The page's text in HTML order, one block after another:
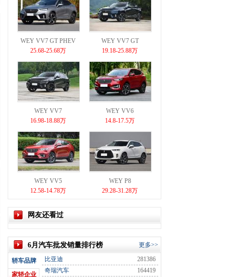
WEY VV7 GT PHEV
25.68-25.68万
WEY VV7 GT
19.18-25.88万
WEY VV7
16.98-18.88万
WEY VV6
14.8-17.5万
WEY VV5
12.58-14.78万
WEY P8
29.28-31.28万
网友还看过
6月汽车批发销量排行榜 更多>>
轿车品牌
家轿企业
比亚迪
281386
奇瑞汽车
164419